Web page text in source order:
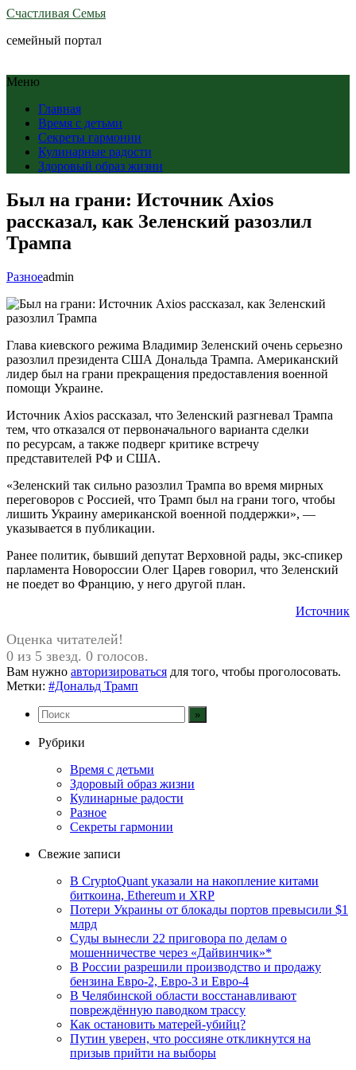
Счастливая Семья
семейный портал
Меню
Главная
Время с детьми
Секреты гармонии
Кулинарные радости
Здоровый образ жизни
Был на грани: Источник Axios
рассказал, как Зеленский разозлил
Трампа
Разноеadmin
Глава киевского режима Владимир Зеленский очень серьезно
разозлил президента США Дональда Трампа. Американский
лидер был на грани прекращения предоставления военной
помощи Украине.
Источник Axios рассказал, что Зеленский разгневал Трампа
тем, что отказался от первоначального варианта сделки
по ресурсам, а также подверг критике встречу
представителей РФ и США.
«Зеленский так сильно разозлил Трампа во время мирных
переговоров с Россией, что Трамп был на грани того, чтобы
лишить Украину американской военной поддержки», —
указывается в публикации.
Ранее политик, бывший депутат Верховной рады, экс-спикер
парламента Новороссии Олег Царев говорил, что Зеленский
не поедет во Францию, у него другой план.
Источник
Оценка читателей!
0 из 5 звезд. 0 голосов.
Вам нужно авторизироваться для того, чтобы проголосовать.
Метки: #Дональд Трамп
Рубрики
Время с детьми
Здоровый образ жизни
Кулинарные радости
Разное
Секреты гармонии
Свежие записи
В CryptoQuant указали на накопление китами
биткоина, Ethereum и XRP
Потери Украины от блокады портов превысили $1
млрд
Суды вынесли 22 приговора по делам о
мошенничестве через «Дайвинчик»*
В России разрешили производство и продажу
бензина Евро-2, Евро-3 и Евро-4
В Челябинской области восстанавливают
повреждённую паводком трассу
Как остановить матерей-убийц?
Путин уверен, что россияне откликнутся на
призыв прийти на выборы